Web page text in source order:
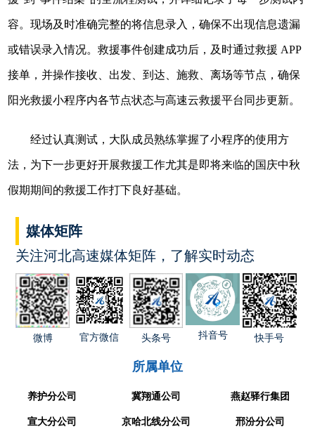
容。现场及时准确完整的将信息录入，确保不出现信息遗漏
或错误录入情况。救援事件创建成功后，及时通过救援 APP
接单，并操作接收、出发、到达、施救、离场等节点，确保
阳光救援小程序内各节点状态与高速云救援平台同步更新。
经过认真测试，大队成员熟练掌握了小程序的使用方
法，为下一步更好开展救援工作尤其是即将来临的国庆中秋
假期期间的救援工作打下良好基础。
媒体矩阵
关注河北高速媒体矩阵，了解实时动态
微博 官方微信 头条号 抖音号 快手号
所属单位
养护分公司 冀翔通公司 燕赵驿行集团
宣大分公司 京哈北线分公司 邢汾分公司